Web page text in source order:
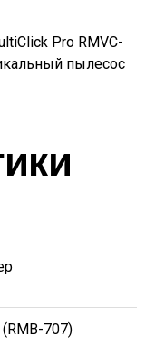
Pro RMVC-
пылесос
707)